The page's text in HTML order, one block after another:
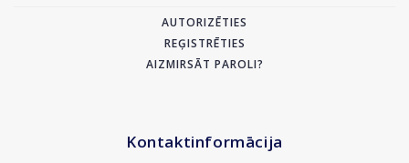
AUTORIZĒTIES
REĢISTRĒTIES
AIZMIRSĀT PAROLI?
Kontaktinformācija